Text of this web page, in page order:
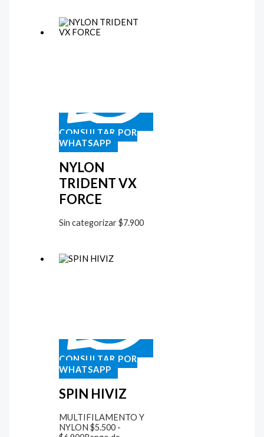
CONSULTAR POR
WHATSAPP
NYLON
TRIDENT VX
FORCE
Sin categorizar$7.900
CONSULTAR POR
WHATSAPP
SPIN HIVIZ
MULTIFILAMENTO Y
NYLON $5.500 -